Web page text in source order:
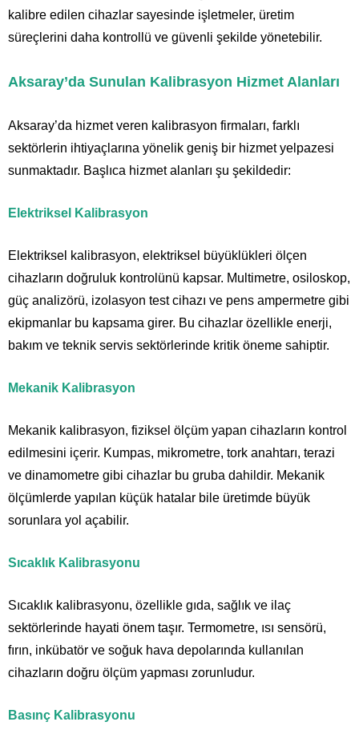
kalibre edilen cihazlar sayesinde işletmeler, üretim
süreçlerini daha kontrollü ve güvenli şekilde yönetebilir.
Aksaray’da Sunulan Kalibrasyon Hizmet Alanları
Aksaray’da hizmet veren kalibrasyon firmaları, farklı
sektörlerin ihtiyaçlarına yönelik geniş bir hizmet yelpazesi
sunmaktadır. Başlıca hizmet alanları şu şekildedir:
Elektriksel Kalibrasyon
Elektriksel kalibrasyon, elektriksel büyüklükleri ölçen
cihazların doğruluk kontrolünü kapsar. Multimetre, osiloskop,
güç analizörü, izolasyon test cihazı ve pens ampermetre gibi
ekipmanlar bu kapsama girer. Bu cihazlar özellikle enerji,
bakım ve teknik servis sektörlerinde kritik öneme sahiptir.
Mekanik Kalibrasyon
Mekanik kalibrasyon, fiziksel ölçüm yapan cihazların kontrol
edilmesini içerir. Kumpas, mikrometre, tork anahtarı, terazi
ve dinamometre gibi cihazlar bu gruba dahildir. Mekanik
ölçümlerde yapılan küçük hatalar bile üretimde büyük
sorunlara yol açabilir.
Sıcaklık Kalibrasyonu
Sıcaklık kalibrasyonu, özellikle gıda, sağlık ve ilaç
sektörlerinde hayati önem taşır. Termometre, ısı sensörü,
fırın, inkübatör ve soğuk hava depolarında kullanılan
cihazların doğru ölçüm yapması zorunludur.
Basınç Kalibrasyonu